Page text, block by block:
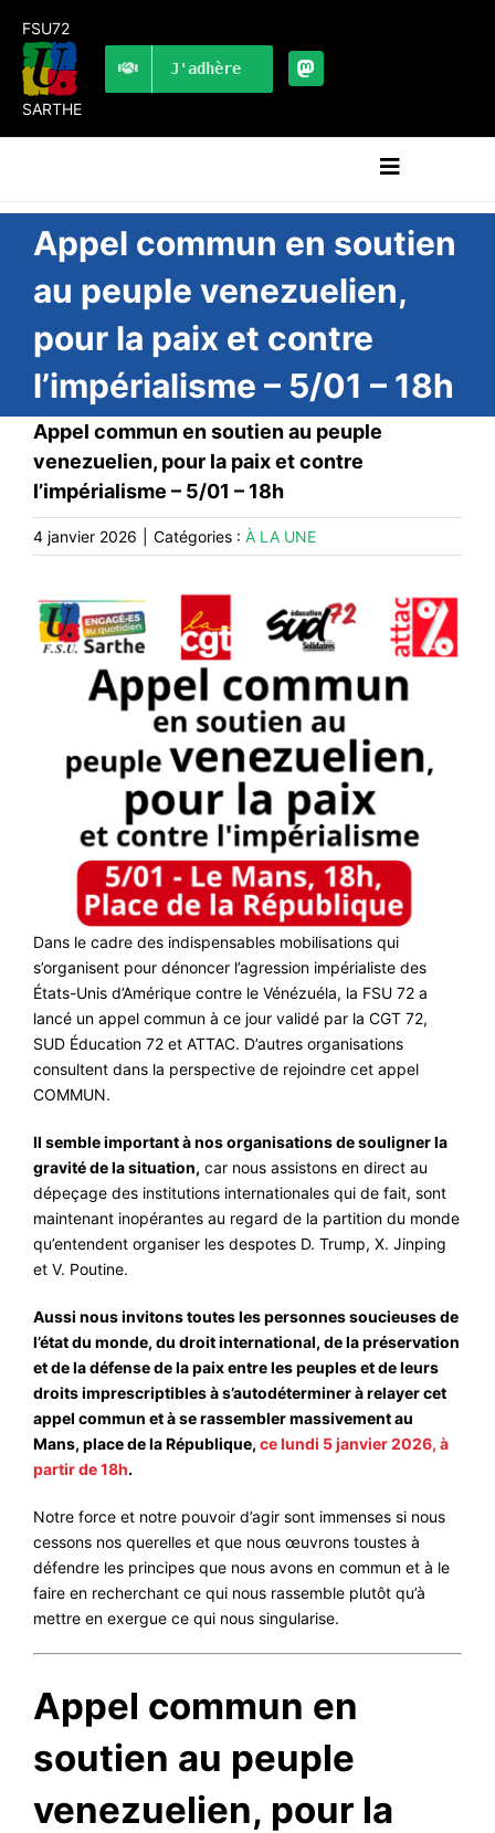
contenu
FSU72
SARTHE
J'adhère
Navigation
bascule
RECHERCHER:
LES UNES
#ACTUALITÉS
LA FSU 72
DOSSIERS
PUBLICATIONS
CONTACT
#ACTIONS
#FORMATION
#COMMUNIQUÉS
#ÉLECTIONS
#DÉBATS
#ARCHIVES
Appel commun en soutien
au peuple venezuelien,
pour la paix et contre
l’impérialisme – 5/01 – 18h
Appel commun en soutien au peuple
venezuelien, pour la paix et contre
l’impérialisme – 5/01 – 18h
4 janvier 2026 Catégories : À LA UNE
Dans le cadre des indispensables mobilisations qui
s’organisent pour dénoncer l’agression impérialiste des
États-Unis d’Amérique contre le Vénézuéla, la FSU 72 a
lancé un appel commun à ce jour validé par la CGT 72,
SUD Éducation 72 et ATTAC. D’autres organisations
consultent dans la perspective de rejoindre cet appel
COMMUN.
Il semble important à nos organisations de souligner la
gravité de la situation, car nous assistons en direct au
dépeçage des institutions internationales qui de fait, sont
maintenant inopérantes au regard de la partition du monde
qu’entendent organiser les despotes D. Trump, X. Jinping
et V. Poutine.
Aussi nous invitons toutes les personnes soucieuses de
l’état du monde, du droit international, de la préservation
et de la défense de la paix entre les peuples et de leurs
droits imprescriptibles à s’autodéterminer à relayer cet
appel commun et à se rassembler massivement au
Mans, place de la République, ce lundi 5 janvier 2026, à
partir de 18h.
Notre force et notre pouvoir d’agir sont immenses si nous
cessons nos querelles et que nous œuvrons toustes à
défendre les principes que nous avons en commun et à le
faire en recherchant ce qui nous rassemble plutôt qu’à
mettre en exergue ce qui nous singularise.
Appel commun en
soutien au peuple
venezuelien, pour la